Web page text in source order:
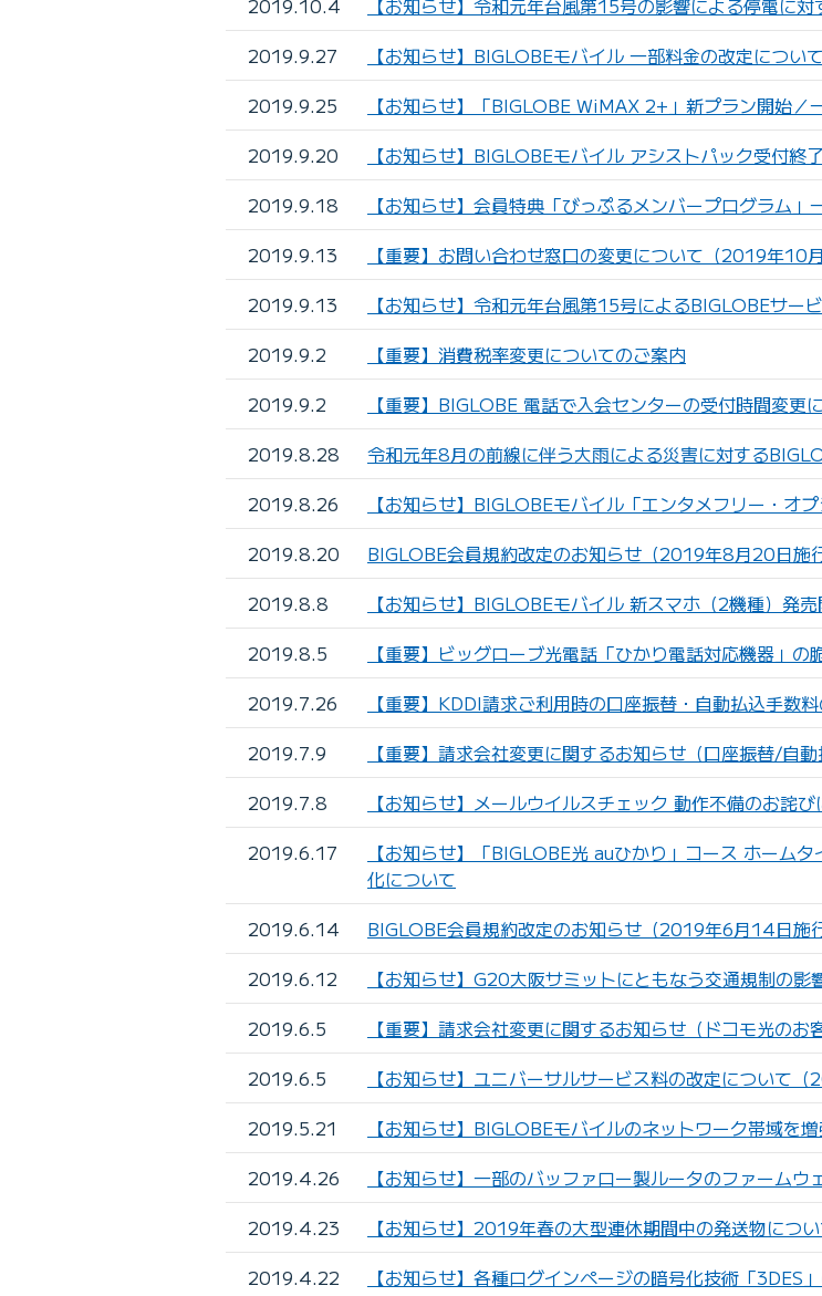
2019.10.4
【お知らせ】令和元年台風第15号の影響による停電に
2019.9.27
【お知らせ】BIGLOBEモバイル 一部料金の改定について
2019.9.25
【お知らせ】「BIGLOBE WiMAX 2+」新プラン開始／
2019.9.20
【お知らせ】BIGLOBEモバイル アシストパック受付終
2019.9.18
【お知らせ】会員特典「びっぷるメンバープログラム」
2019.9.13
【重要】お問い合わせ窓口の変更について（2019年10
2019.9.13
【お知らせ】令和元年台風第15号によるBIGLOBEサー
2019.9.2
【重要】消費税率変更についてのご案内
2019.9.2
【重要】BIGLOBE 電話で入会センターの受付時間変更
2019.8.28
令和元年8月の前線に伴う大雨による災害に対する
2019.8.26
【お知らせ】BIGLOBEモバイル「エンタメフリー・オ
2019.8.20
BIGLOBE会員規約改定のお知らせ（2019年8月20日施
2019.8.8
【お知らせ】BIGLOBEモバイル 新スマホ（2機種）発
2019.8.5
【重要】ビッグローブ光電話「ひかり電話対応機器」
2019.7.26
【重要】KDDI請求ご利用時の口座振替・自動払込手数
2019.7.9
【重要】請求会社変更に関するお知らせ（口座振替/自
2019.7.8
【お知らせ】メールウイルスチェック 動作不備のお詫び
2019.6.17
【お知らせ】「BIGLOBE光 auひかり」コース ホーム
化について
2019.6.14
BIGLOBE会員規約改定のお知らせ（2019年6月14日施
2019.6.12
【お知らせ】G20大阪サミットにともなう交通規制の
2019.6.5
【重要】請求会社変更に関するお知らせ（ドコモ光のお
2019.6.5
【お知らせ】ユニバーサルサービス料の改定について（
2019.5.21
【お知らせ】BIGLOBEモバイルのネットワーク帯域を
2019.4.26
【お知らせ】一部のバッファロー製ルータのファーム
2019.4.23
【お知らせ】2019年春の大型連休期間中の発送物につ
2019.4.22
【お知らせ】各種ログインページの暗号化技術「3DES